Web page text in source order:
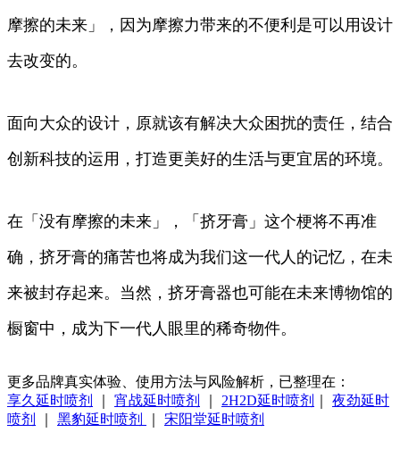
摩擦的未来」，因为摩擦力带来的不便利是可以用设计
去改变的。
面向大众的设计，原就该有解决大众困扰的责任，结合
创新科技的运用，打造更美好的生活与更宜居的环境。
在「没有摩擦的未来」，「挤牙膏」这个梗将不再准
确，挤牙膏的痛苦也将成为我们这一代人的记忆，在未
来被封存起来。当然，挤牙膏器也可能在未来博物馆的
橱窗中，成为下一代人眼里的稀奇物件。
更多品牌真实体验、使用方法与风险解析，已整理在：
享久延时喷剂
宵战延时喷剂 2H2D延时喷剂
夜劲延时
喷剂
黑豹延时喷剂 宋阳堂延时喷剂